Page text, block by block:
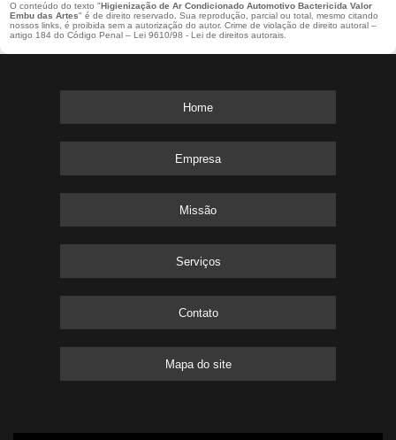
O conteúdo do texto " Higienização de Ar Condicionado Automotivo Bactericida Valor
Embu das Artes" é de direito reservado. Sua reprodução, parcial ou total, mesmo citando
nossos links, é proibida sem a autorização do autor. Crime de violação de direito autoral –
artigo 184 do Código Penal – Lei 9610/98 - Lei de direitos autorais.
Home
Empresa
Missão
Serviços
Contato
Mapa do site